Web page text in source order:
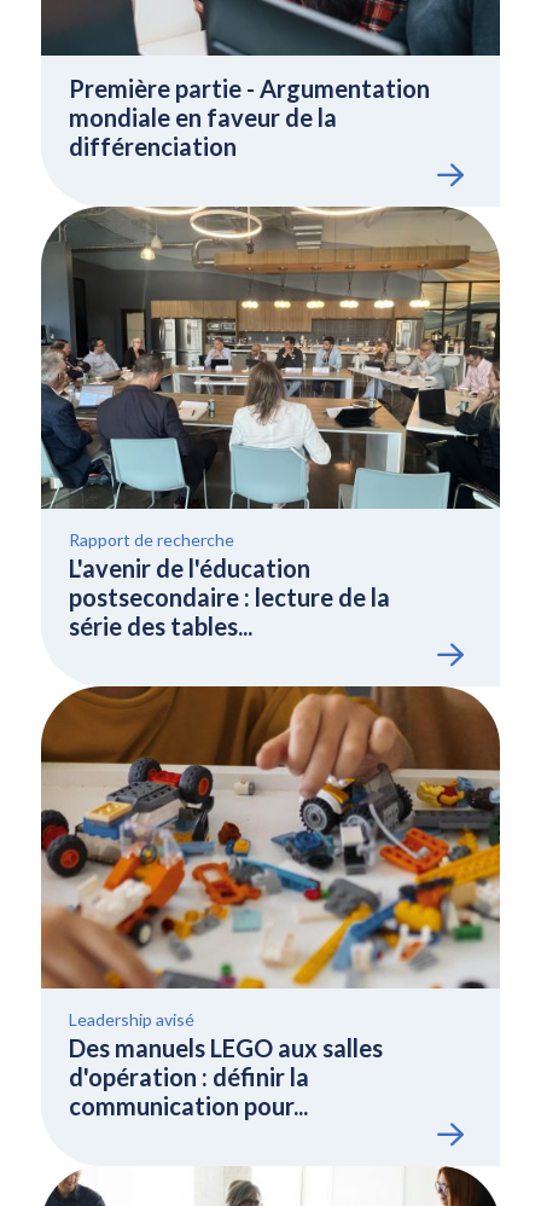
Première partie - Argumentation
mondiale en faveur de la
différenciation
Rapport de recherche
L'avenir de l'éducation
postsecondaire : lecture de la
série des tables...
Leadership avisé
Des manuels LEGO aux salles
d'opération : définir la
communication pour...